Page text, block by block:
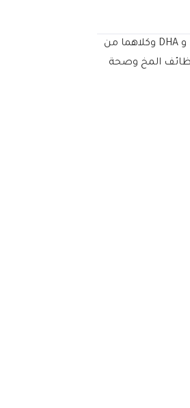
ثبت أن مكملات أحماض أوميجا 3 الدهنية تعمل على تحسين وظيفة غدة الميبوميان ، وكذلك الأعراض المرتبطة بجفاف العين ، وبشكل أكثر تحديدًا فإن EPA و DHA وكلاهما من
صحة القلب والأوعية الدموية ووظائف المخ وصحة